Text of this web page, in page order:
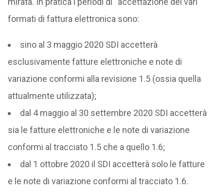
formati di fattura elettronica sono:
sino al 3 maggio 2020 SDI accetterà
esclusivamente fatture elettroniche e note di
variazione conformi alla revisione 1.5 (ossia quella
attualmente utilizzata);
dal 4 maggio al 30 settembre 2020 SDI accetterà
sia le fatture elettroniche e le note di variazione
conformi al tracciato 1.5 che a quello 1.6;
dal 1 ottobre 2020 il SDI accetterà solo le fatture
e le note di variazione conformi al tracciato 1.6.